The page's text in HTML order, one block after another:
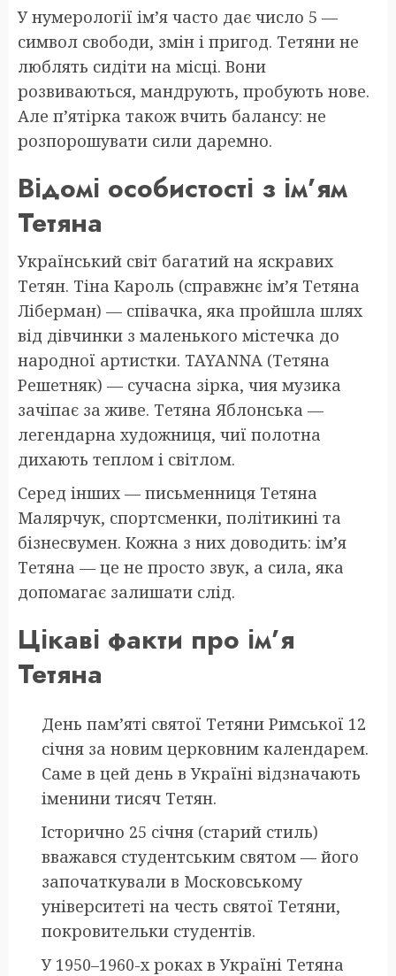
У нумерології ім’я часто дає число 5 —
символ свободи, змін і пригод. Тетяни не
люблять сидіти на місці. Вони
розвиваються, мандрують, пробують нове.
Але п’ятірка також вчить балансу: не
розпорошувати сили даремно.
Відомі особистості з ім’ям
Тетяна
Український світ багатий на яскравих
Тетян. Тіна Кароль (справжнє ім’я Тетяна
Ліберман) — співачка, яка пройшла шлях
від дівчинки з маленького містечка до
народної артистки. TAYANNA (Тетяна
Решетняк) — сучасна зірка, чия музика
зачіпає за живе. Тетяна Яблонська —
легендарна художниця, чиї полотна
дихають теплом і світлом.
Серед інших — письменниця Тетяна
Малярчук, спортсменки, політикині та
бізнесвумен. Кожна з них доводить: ім’я
Тетяна — це не просто звук, а сила, яка
допомагає залишати слід.
Цікаві факти про ім’я
Тетяна
День пам’яті святої Тетяни Римської 12
січня за новим церковним календарем.
Саме в цей день в Україні відзначають
іменини тисяч Тетян.
Історично 25 січня (старий стиль)
вважався студентським святом — його
започаткували в Московському
університеті на честь святої Тетяни,
покровительки студентів.
У 1950–1960-х роках в Україні Тетяна